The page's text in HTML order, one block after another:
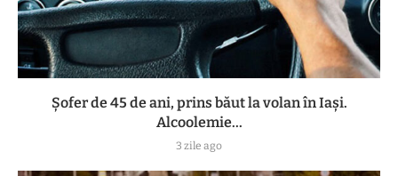
Șofer de 45 de ani, prins băut la volan în Iași.
Alcoolemie...
3 zile ago